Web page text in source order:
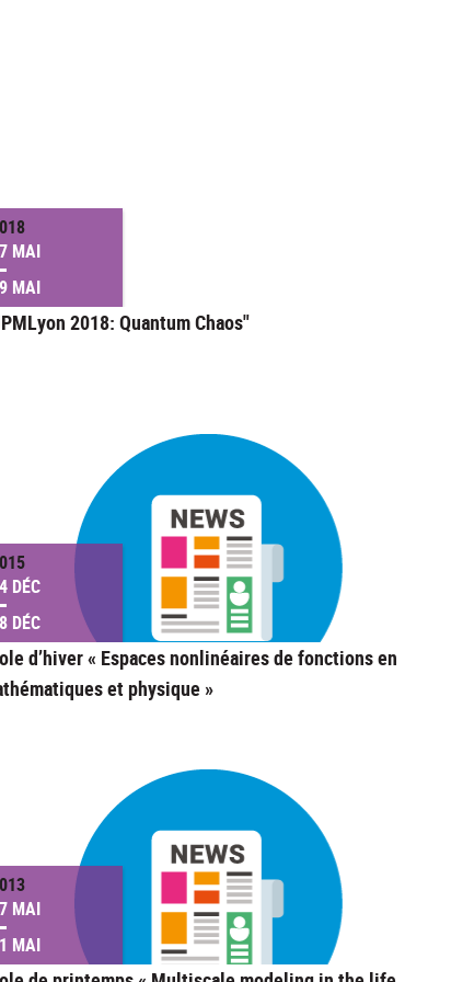
MAI
MAI
2018: Quantum Chaos"
DÉC
DÉC
d’hiver « Espaces nonlinéaires de fonctions en
et physique »
MAI
MAI